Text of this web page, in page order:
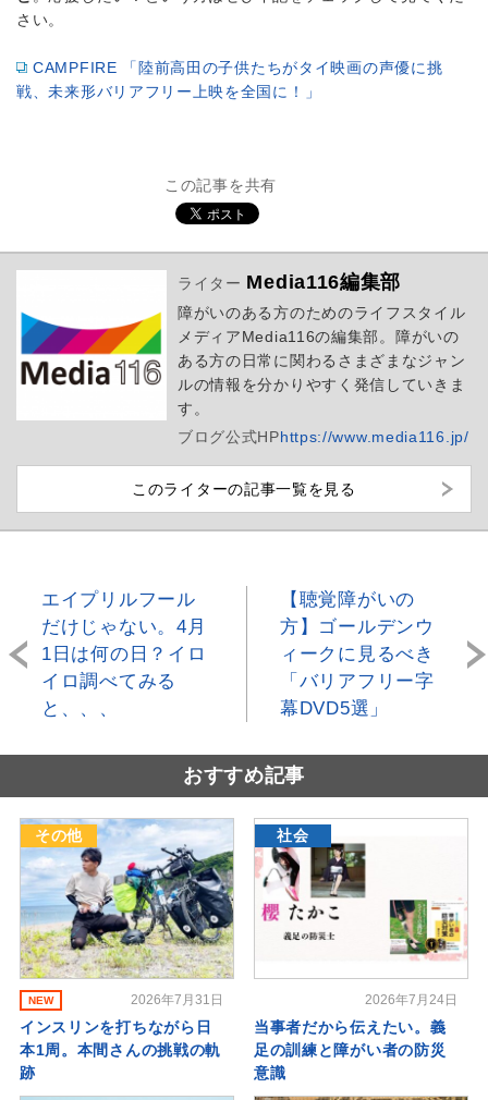
さい。
CAMPFIRE 「陸前高田の子供たちがタイ映画の声優に挑
戦、未来形バリアフリー上映を全国に！」
この記事を共有
ライター Media116編集部
障がいのある方のためのライフスタイル
メディアMedia116の編集部。障がいの
ある方の日常に関わるさまざまなジャン
ルの情報を分かりやすく発信していきま
す。
ブログ公式HPhttps://www.media116.jp/
このライターの記事一覧を見る
エイプリルフール
だけじゃない。4月
1日は何の日？イロ
イロ調べてみる
と、、、
【聴覚障がいの
方】ゴールデンウ
ィークに見るべき
「バリアフリー字
幕DVD5選」
おすすめ記事
その他
NEW 2026年7月31日
インスリンを打ちながら日
本1周。本間さんの挑戦の軌
跡
社会
2026年7月24日
当事者だから伝えたい。義
足の訓練と障がい者の防災
意識